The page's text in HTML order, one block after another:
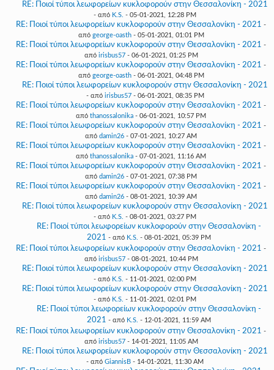
RE: Ποιοί τύποι λεωφορείων κυκλοφορούν στην Θεσσαλονίκη - 2021
- από K.S. - 05-01-2021, 12:28 PM
RE: Ποιοί τύποι λεωφορείων κυκλοφορούν στην Θεσσαλονίκη - 2021 -
από george-oasth- 05-01-2021, 01:01 PM
RE: Ποιοί τύποι λεωφορείων κυκλοφορούν στην Θεσσαλονίκη - 2021 -
από irisbus57- 06-01-2021, 01:25 PM
RE: Ποιοί τύποι λεωφορείων κυκλοφορούν στην Θεσσαλονίκη - 2021 -
από george-oasth- 06-01-2021, 04:48 PM
RE: Ποιοί τύποι λεωφορείων κυκλοφορούν στην Θεσσαλονίκη - 2021
- από irisbus57- 06-01-2021, 08:35 PM
RE: Ποιοί τύποι λεωφορείων κυκλοφορούν στην Θεσσαλονίκη - 2021 -
από thanossalonika - 06-01-2021, 10:57 PM
RE: Ποιοί τύποι λεωφορείων κυκλοφορούν στην Θεσσαλονίκη - 2021 -
από damin26 - 07-01-2021, 10:27 AM
RE: Ποιοί τύποι λεωφορείων κυκλοφορούν στην Θεσσαλονίκη - 2021 -
από thanossalonika - 07-01-2021, 11:16 AM
RE: Ποιοί τύποι λεωφορείων κυκλοφορούν στην Θεσσαλονίκη - 2021 -
από damin26 - 07-01-2021, 07:38 PM
RE: Ποιοί τύποι λεωφορείων κυκλοφορούν στην Θεσσαλονίκη - 2021 -
από damin26 - 08-01-2021, 10:39 AM
RE: Ποιοί τύποι λεωφορείων κυκλοφορούν στην Θεσσαλονίκη - 2021
- από K.S. - 08-01-2021, 03:27 PM
RE: Ποιοί τύποι λεωφορείων κυκλοφορούν στην Θεσσαλονίκη -
2021 - από K.S. - 08-01-2021, 05:39 PM
RE: Ποιοί τύποι λεωφορείων κυκλοφορούν στην Θεσσαλονίκη - 2021 -
από irisbus57- 08-01-2021, 10:44 PM
RE: Ποιοί τύποι λεωφορείων κυκλοφορούν στην Θεσσαλονίκη - 2021
- από K.S. - 11-01-2021, 02:00 PM
RE: Ποιοί τύποι λεωφορείων κυκλοφορούν στην Θεσσαλονίκη - 2021
- από K.S. - 11-01-2021, 02:01 PM
RE: Ποιοί τύποι λεωφορείων κυκλοφορούν στην Θεσσαλονίκη -
2021 - από K.S. - 12-01-2021, 11:59 AM
RE: Ποιοί τύποι λεωφορείων κυκλοφορούν στην Θεσσαλονίκη - 2021 -
από irisbus57- 14-01-2021, 11:05 AM
RE: Ποιοί τύποι λεωφορείων κυκλοφορούν στην Θεσσαλονίκη - 2021
- από GiannisB - 14-01-2021, 11:30 AM